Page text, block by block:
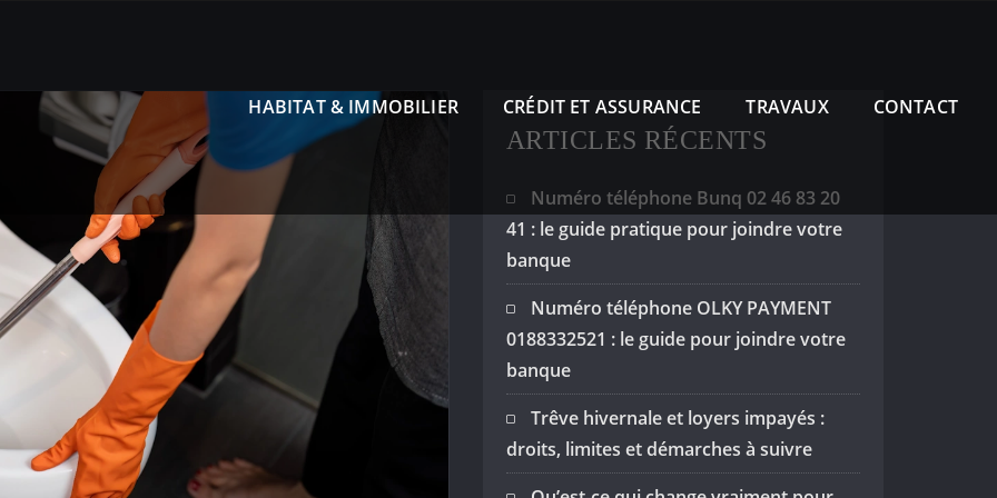
HABITAT & IMMOBILIER
CRÉDIT ET ASSURANCE TRAVAUX CONTACT
ARTICLES RÉCENTS
Numéro téléphone Bunq 02 46 83 20
41 : le guide pratique pour joindre votre
banque
Numéro téléphone OLKY PAYMENT
0188332521 : le guide pour joindre votre
banque
Trêve hivernale et loyers impayés :
droits, limites et démarches à suivre